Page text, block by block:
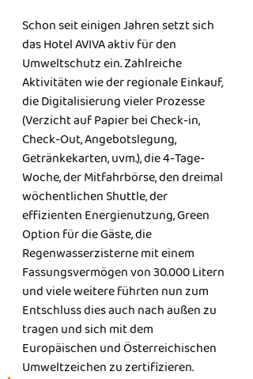
Schon seit einigen Jahren setzt sich
das Hotel AVIVA aktiv für den
Umweltschutz ein. Zahlreiche
Aktivitäten wie der regionale Einkauf,
die Digitalisierung vieler Prozesse
(Verzicht auf Papier bei Check-in,
Check-Out, Angebotslegung,
Getränkekarten, uvm.), die 4-Tage-
Woche, der Mitfahrbörse, den dreimal
wöchentlichen Shuttle, der
effizienten Energienutzung, Green
Option für die Gäste, die
Regenwasserzisterne mit einem
Fassungsvermögen von 30.000 Litern
und viele weitere führten nun zum
Entschluss dies auch nach außen zu
tragen und sich mit dem
Europäischen und Österreichischen
Umweltzeichen zu zertifizieren.